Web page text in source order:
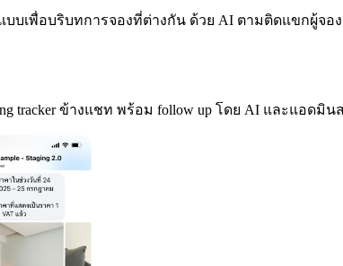
บเพื่อบริบทการจองที่ต่างกัน ด้วย AI ตามติดแขกผู้จอ
tracker ข้างแชท พร้อม follow up โดย AI และแอด